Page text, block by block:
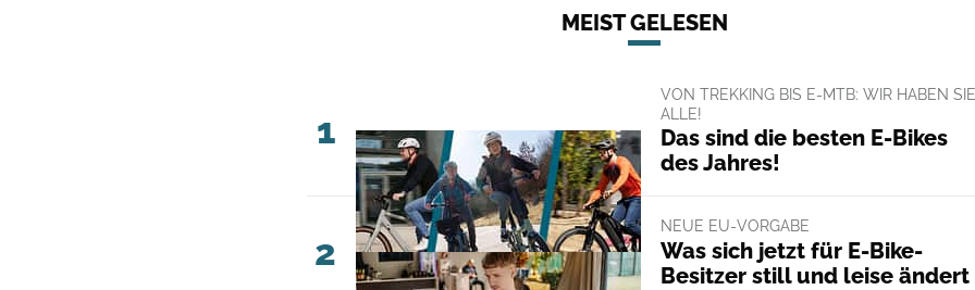
MEIST GELESEN
1
VON TREKKING BIS E-MTB: WIR HABEN SIE
ALLE!
Das sind die besten E-Bikes
des Jahres!
2
NEUE EU-VORGABE
Was sich jetzt für E-Bike-
Besitzer still und leise ändert